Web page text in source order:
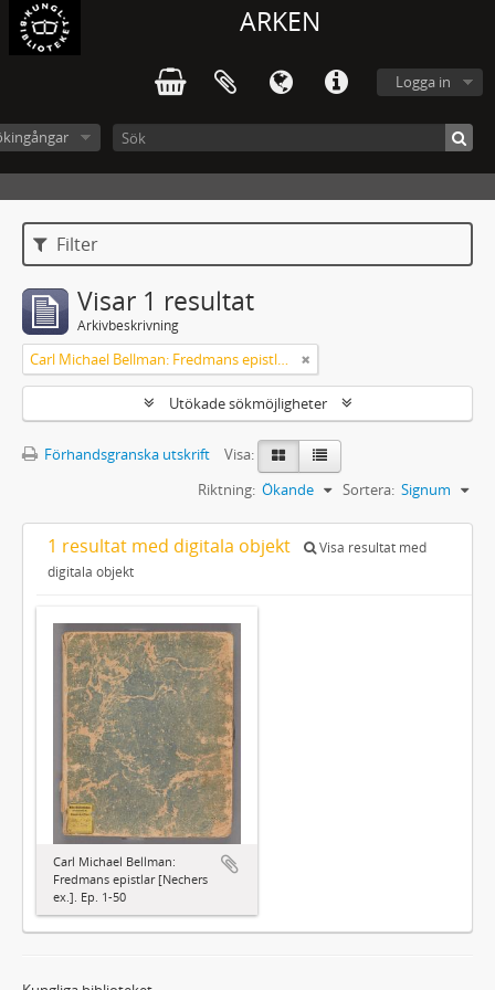
ARKEN
Logga in
Filter
Visar 1 resultat
Arkivbeskrivning
Carl Michael Bellman: Fredmans epistlar [Nechers ex.]. Ep. 1-50
Utökade sökmöjligheter
Förhandsgranska utskrift
Visa:
Sortera: Signum
Riktning: Ökande
1 resultat med digitala objekt
Visa resultat med
digitala objekt
Carl Michael Bellman:
Fredmans epistlar [Nechers
ex.]. Ep. 1-50